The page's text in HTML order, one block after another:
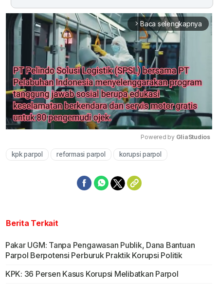
arrow_forward_ios Baca selengkapnya
Powered by GliaStudios
kpk parpol reformasi parpol korupsi parpol
Berita Terkait
Pakar UGM: Tanpa Pengawasan Publik, Dana Bantuan
Parpol Berpotensi Perburuk Praktik Korupsi Politik
KPK: 36 Persen Kasus Korupsi Melibatkan Parpol